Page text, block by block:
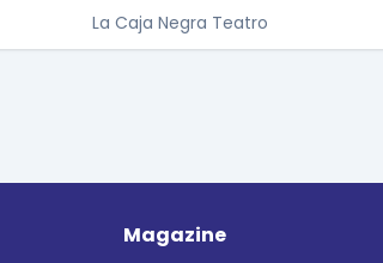
La Caja Negra Teatro
Magazine